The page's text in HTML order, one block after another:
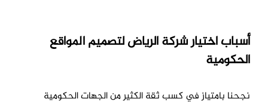
أسباب اختيار شركة الرياض لتصميم المواقع
الحكومية
نجحنا بامتياز في كسب ثقة الكثير من الجهات الحكومية